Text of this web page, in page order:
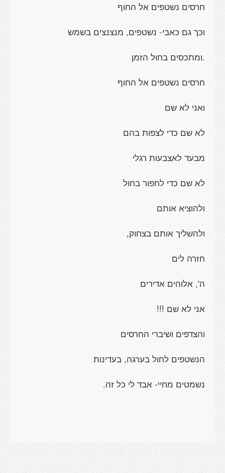
חרסים נשטפים אל החוף
וכך גם כאבי- נשטפים, מנצנצים בשמש
.ומתכסים בחול הזמן
חרסים נשטפים אל החוף
ואני לא שם
לא שם כדי לצפות בהם
מבעד לאצבעות רגלי
לא שם כדי לחפור בחול
ולהוציא אותם
ולהשליך אותם בצחוק,
חזרה לים
ה', אלוהים אדירים
אני לא שם !!!
והצדפים ושיברי החרסים
הנשטפים לחול בערגה, בעדינות
נשמטים מחיי- אבד לי כל זה.